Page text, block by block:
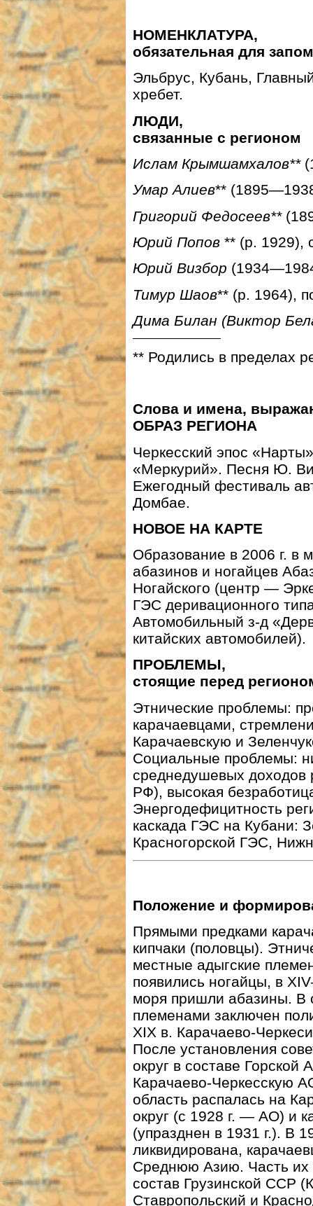
НОМЕНКЛАТУРА,
обязательная для
Эльбрус, Кубань,
хребет.
ЛЮДИ,
связанные с регионом
Ислам Крымшамхалов**
Умар Алиев**
Григорий Федосеев**
Юрий Попов ** (р. 1929),
Юрий Визбор
Тимур Шаов** (р. 1964),
Дима Билан (Виктор
** Родились в пределах
Слова и имена,
ОБРАЗ РЕГИОНА
Черкесский эпос
«Меркурий». Песня Ю.
Ежегодный фестиваль
Домбае.
НОВОЕ НА КАРТЕ
Образование в 2006 г. в
абазинов и ногайцев
Ногайского (центр —
ГЭС деривационного
Автомобильный з-д
китайских автомобилей).
ПРОБЛЕМЫ,
стоящие перед
Этнические проблемы:
карачаевцами,
Карачаевскую и
Социальные проблемы:
среднедушевых доходов
РФ), высокая
Энергодефицитность
каскада ГЭС на Кубани:
Красногорской ГЭС,
Положение и
Прямыми предками
кипчаки (половцы).
местные адыгские
появились ногайцы, в
моря пришли абазины. В
племенами заключен
XIX в. Карачаево-
После установления
округ в составе Горской
Карачаево-Черкесскую
область распалась на
округ (с 1928 г. — АО) и
(упразднен в 1931 г.). В
ликвидирована,
Среднюю Азию. Часть их
состав Грузинской ССР
Ставропольский и